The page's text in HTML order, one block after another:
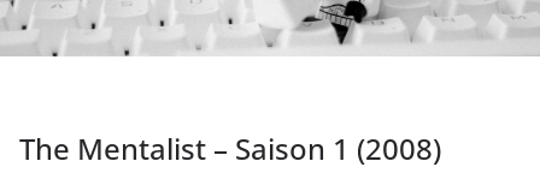
The Mentalist – Saison 1 (2008)